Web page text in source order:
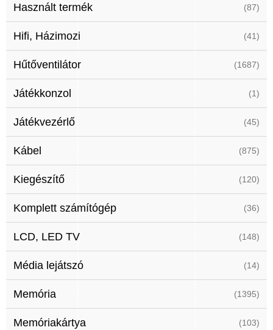
Használt termék (87)
Hifi, Házimozi (41)
Hűtőventilátor (1687)
Játékkonzol (1)
Játékvezérlő (45)
Kábel (875)
Kiegészítő (120)
Komplett számítógép (36)
LCD, LED TV (148)
Média lejátszó (14)
Memória (1395)
Memóriakártya (103)